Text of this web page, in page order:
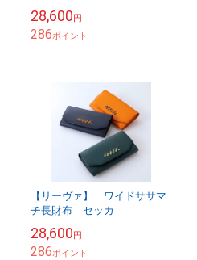
28,600円
286ポイント
【リーヴァ】 ワイドササマ
チ長財布 セッカ
28,600円
286ポイント